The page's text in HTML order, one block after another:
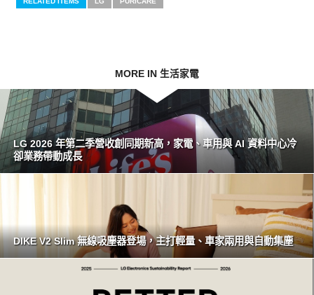
MORE IN 生活家電
LG 2026 年第二季營收創同期新高，家電、車用與 AI 資料中心冷
卻業務帶動成長
DIKE V2 Slim 無線吸塵器登場，主打輕量、車家兩用與自動集塵